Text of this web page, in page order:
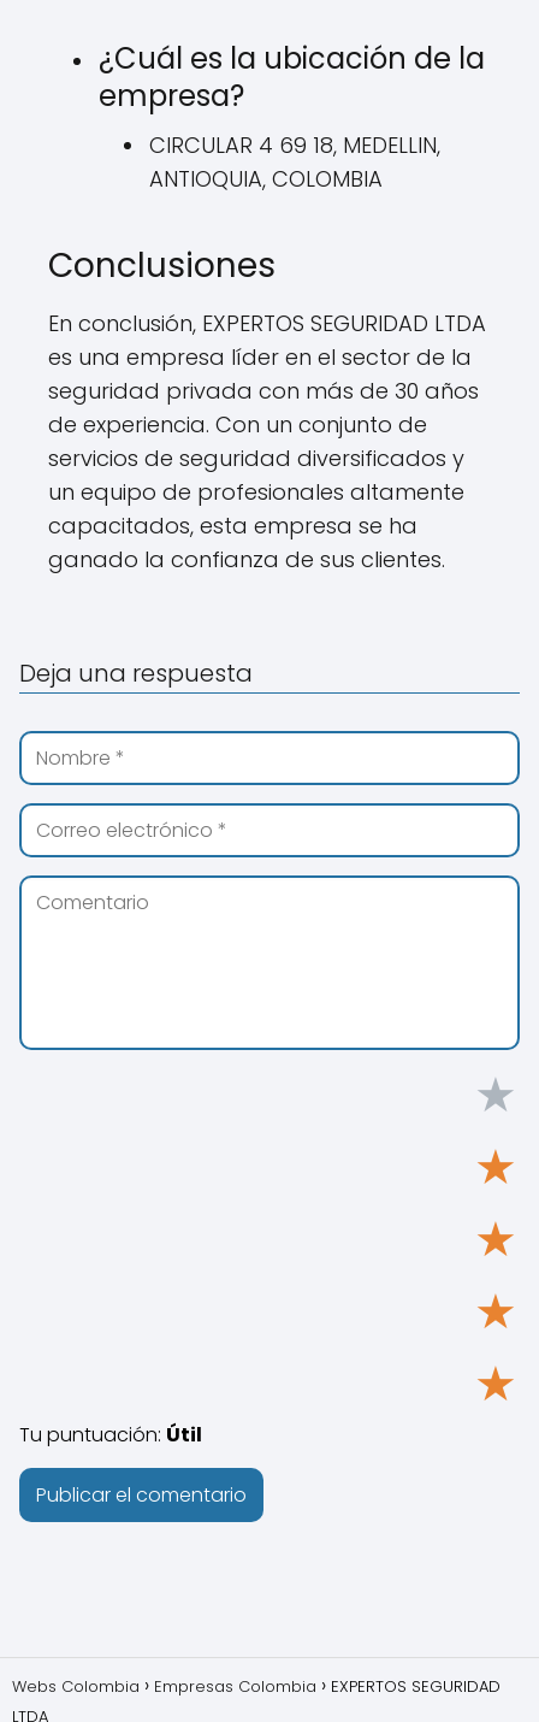
¿Cuál es la ubicación de la
empresa?
CIRCULAR 4 69 18, MEDELLIN,
ANTIOQUIA, COLOMBIA
Conclusiones
En conclusión, EXPERTOS SEGURIDAD LTDA
es una empresa líder en el sector de la
seguridad privada con más de 30 años
de experiencia. Con un conjunto de
servicios de seguridad diversificados y
un equipo de profesionales altamente
capacitados, esta empresa se ha
ganado la confianza de sus clientes.
Deja una respuesta
★
★
★
★
★
Tu puntuación: Útil
Webs Colombia Empresas Colombia
EXPERTOS SEGURIDAD
LTDA